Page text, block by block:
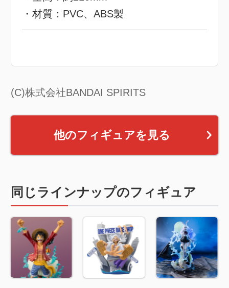
・材質：PVC、ABS製
(C)株式会社BANDAI SPIRITS
他のフィギュアを見る
同じラインナップのフィギュア